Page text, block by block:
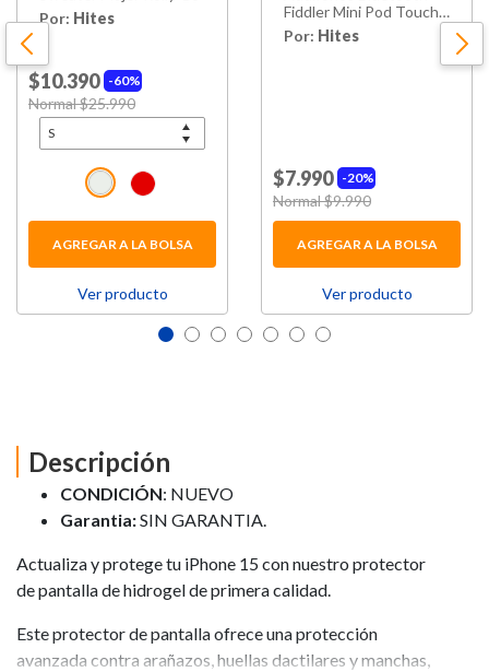
Por: Hites
60%
$10.390
Price reduced from
Normal $25.990
AGREGAR A LA BOLSA
Ver producto
Fiddler Mini Pod Touchc
Blanco
Por: Hites
20%
$7.990
Price reduced from
Normal $9.990
AGREGAR A LA BOLSA
Ver producto
Descripción
CONDICIÓN: NUEVO
Garantia:SIN GARANTIA.
Actualiza y protege tu iPhone 15 con nuestro protector
de pantalla de hidrogel de primera calidad.
Este protector de pantalla ofrece una protección
avanzada contra arañazos, huellas dactilares y manchas,